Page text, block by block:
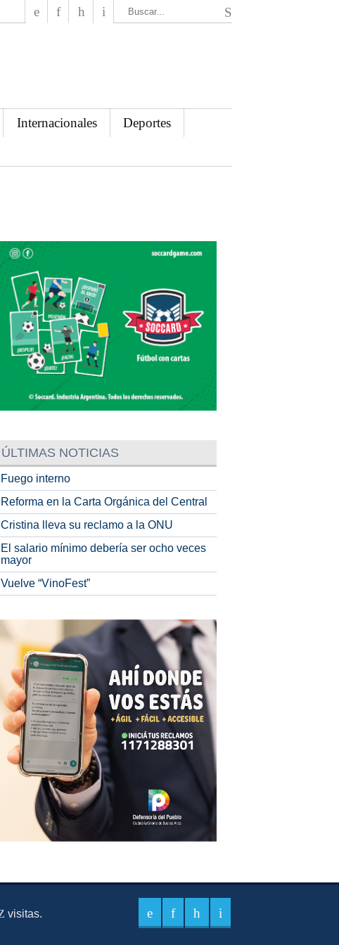
Internacionales
Deportes
ÚLTIMAS NOTICIAS
Fuego interno
Reforma en la Carta Orgánica del Central
Cristina lleva su reclamo a la ONU
El salario mínimo debería ser ocho veces
mayor
Vuelve “VinoFest”
visitas.